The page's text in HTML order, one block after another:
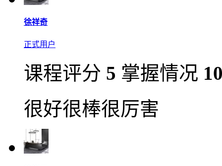
徐祥奇
正式用户
课程评分 5 掌握情况
很好很棒很厉害